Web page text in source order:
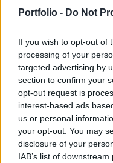
Portfolio - Do Not
If you wish to opt-out of
processing of your
targeted advertising by
section to confirm your
opt-out request is
interest-based ads
us or personal
your opt-out. You may
disclosure of your
IAB’s list of
Aljakszandr
Minszkben.
Megerősítette, hogy
repülőgépet ért
rongálódott meg
elismerése az
ellenzékiek számoltak
Minszkben a kijevi
orosz-ukrán kettős